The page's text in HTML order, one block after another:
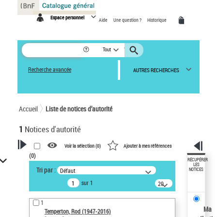
Espace personnel Aide Une question ? Historique
Tout
Recherche avancée AUTRES RECHERCHES
Accueil Liste de notices d’autorité
1 Notices d'autorité
VOTRE RECHERCHE
Recherche avancée dans les
notices d’autorité
Œuvres liées à l'auteur :
Temperton, Rod (1947-2016)
Voir la sélection (0) Ajouter à mes références
(0)
Tri par : Défaut
sur 1
20
résultats/page
1
Temperton, Rod (1947-2016)
RÉCUPÉRER
LES
NOTICES
Ma
Panneau de gestion des cookies